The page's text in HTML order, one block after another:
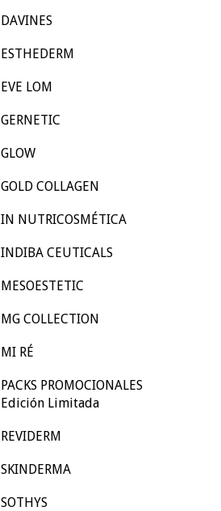
DAVINES
ESTHEDERM
EVE LOM
GERNETIC
GLOW
GOLD COLLAGEN
IN NUTRICOSMÉTICA
INDIBA CEUTICALS
MESOESTETIC
MG COLLECTION
MI RÉ
PACKS PROMOCIONALES
Edición Limitada
REVIDERM
SKINDERMA
SOTHYS